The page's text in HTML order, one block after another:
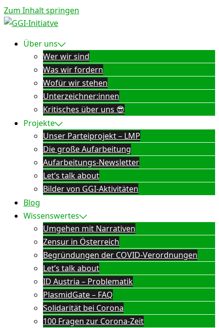
Zum Inhalt springen
Über uns
Wer wir sind
Was wir fordern
Wofür wir stehen
Unterzeichner:innen
Kritisches über uns 😎
Projekte
Unser Parteiprojekt – LMP
Die große Aufarbeitung
Aufarbeitungs-Newsletter
Let’s talk about
Bilder von GGI-Aktivitäten
Blog
Wissenswertes
Umgehen mit Narrativen
Zensur in Österreich
Begründungen der COVID-Verordnungen
Let’s talk about
ID Austria – Problematik
PlasmidGate – FAQ
Solidarität bei Corona
100 Fragen zur Corona-Zeit